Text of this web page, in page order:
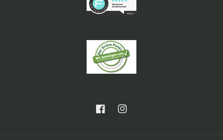
FacebookInstagram